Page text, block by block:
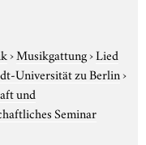
›Musikgattung›Lied
Universität zu Berlin›
und
Seminar